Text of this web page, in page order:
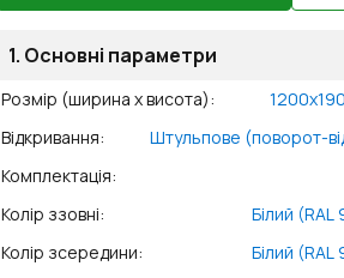
1. Основні параметри
Розмір (ширина x висота): 1200x
Відкривання:
Штульпове (поворот-
Комплектація:
Колір ззовні:
Білий (RAL
Колір зсередини:
Білий (RAL